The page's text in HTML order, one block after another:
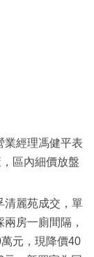
業經理馮健平表
區內細價放盤
清麗苑成交，單
房一廁間隔，
元，現降價40